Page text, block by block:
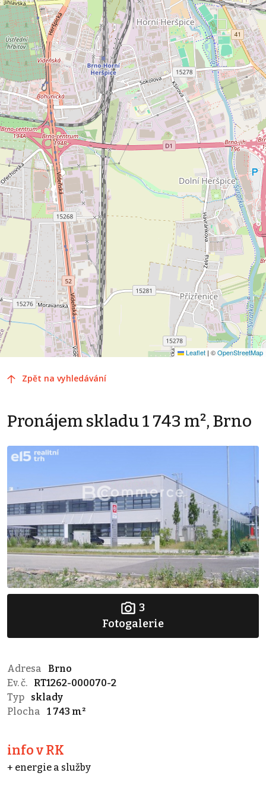
Leaflet | ©OpenStreetMap
Zpět na vyhledávání
Pronájem skladu 1 743 m², Brno
3
Fotogalerie
Adresa
Brno
Ev. č.
RT1262-000070-2
Typ
sklady
Plocha
1 743 m²
info v RK
+ energie a služby